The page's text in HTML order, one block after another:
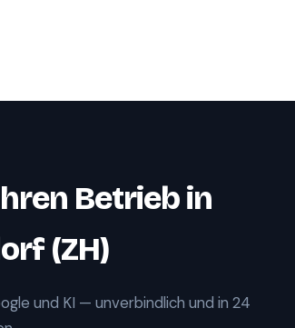
Betrieb in
(ZH)
und KI — unverbindlich und in 24